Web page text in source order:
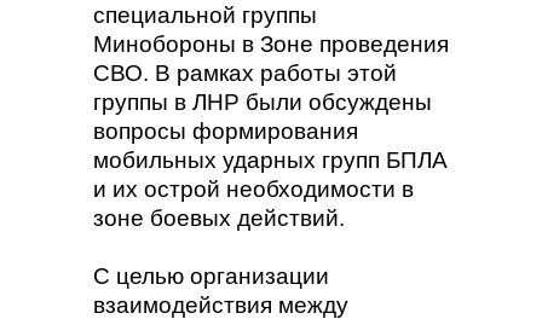
специальной группы
Минобороны в Зоне проведения
СВО. В рамках работы этой
группы в ЛНР были обсуждены
вопросы формирования
мобильных ударных групп БПЛА
и их острой необходимости в
зоне боевых действий.
С целью организации
взаимодействия между